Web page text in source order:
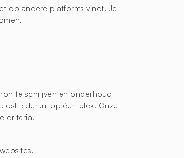
op andere platforms vindt. Je
te schrijven en onderhoud
op één plek. Onze
criteria.